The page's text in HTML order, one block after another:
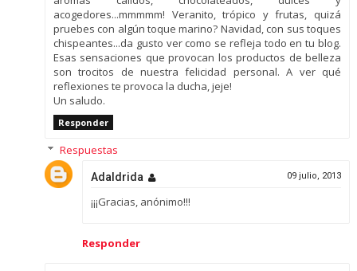
acogedores...mmmmm! Veranito, trópico y frutas, quizá
pruebes con algún toque marino? Navidad, con sus toques
chispeantes...da gusto ver como se refleja todo en tu blog.
Esas sensaciones que provocan los productos de belleza
son trocitos de nuestra felicidad personal. A ver qué
reflexiones te provoca la ducha, jeje!
Un saludo.
Responder
Respuestas
Adaldrida 09 julio, 2013
¡¡¡Gracias, anónimo!!!
Responder